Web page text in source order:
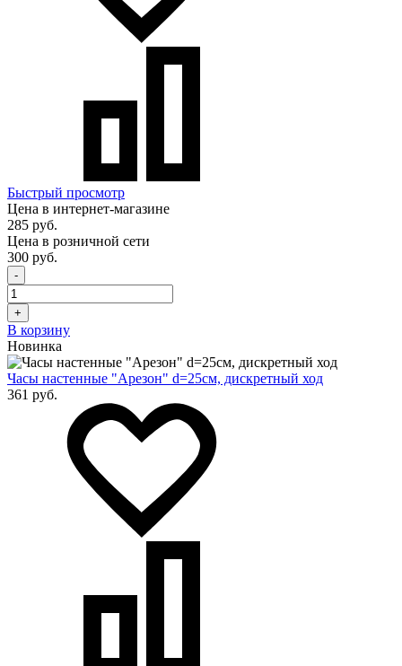
Быстрый просмотр
Цена в интернет-магазине
285 руб.
Цена в розничной сети
300 руб.
-
+
В корзину
Новинка
Часы настенные "Арезон" d=25см, дискретный ход
361 руб.